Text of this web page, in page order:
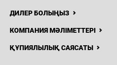
ДИЛЕР БОЛЫҢЫЗ
КОМПАНИЯ МӘЛІМЕТТЕРІ
ҚҰПИЯЛЫЛЫҚ САЯСАТЫ